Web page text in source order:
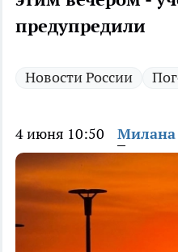
предупредили
Новости России
4 июня 10:50 Милана